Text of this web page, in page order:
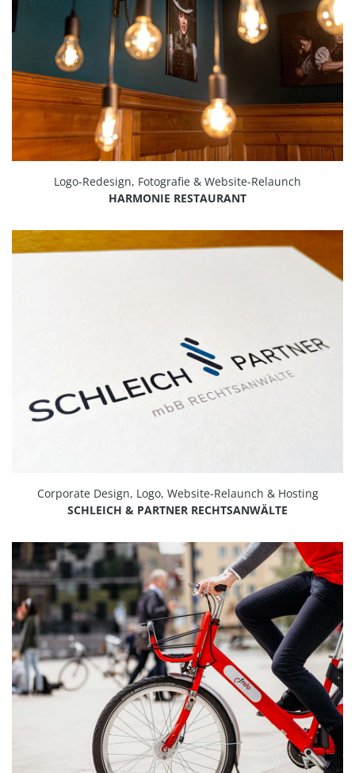
Logo-Redesign, Fotografie & Website-Relaunch
HARMONIE RESTAURANT
Corporate Design, Logo, Website-Relaunch & Hosting
SCHLEICH & PARTNER RECHTSANWÄLTE